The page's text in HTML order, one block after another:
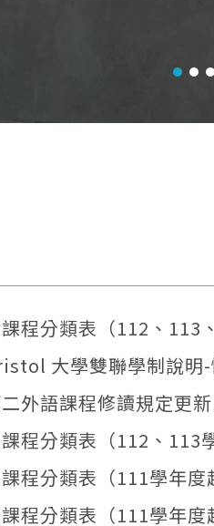
程分類表（112、113
大學雙聯學制說
外語課程修讀規定更
程分類表（112、113
程分類表（111學年度
程分類表（111學年度